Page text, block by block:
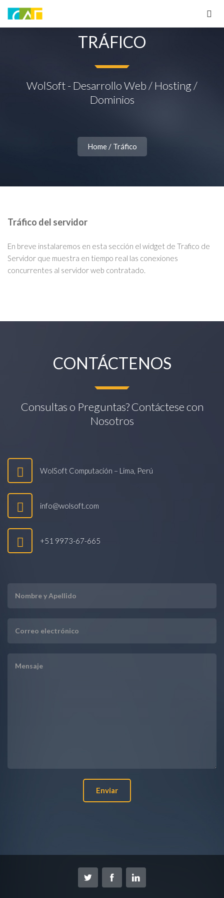
TRÁFICO
WolSoft - Desarrollo Web / Hosting /
Dominios
Home/ Tráfico
Tráfico del servidor
En breve instalaremos en esta sección el widget de Trafico de
Servidor que muestra en tiempo real las conexiones
concurrentes al servidor web contratado.
CONTÁCTENOS
Consultas o Preguntas? Contáctese con
Nosotros
WolSoft Computación – Lima, Perú
info@wolsoft.com
+51 9973-67-665